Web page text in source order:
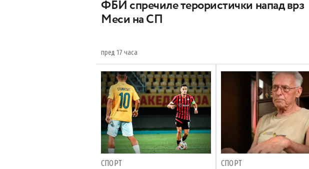
ФБИ спречиле терористички напад врз
Меси на СП
пред 17 часа
СПОРТ СПОРТ